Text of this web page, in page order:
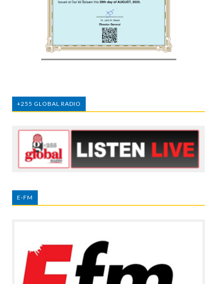
+255 GLOBAL RADIO
E-FM